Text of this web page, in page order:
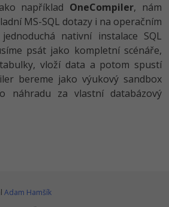
například OneCompiler, nám
MS-SQL dotazy i na operačním
nativní instalace SQL
psát jako kompletní scénáře,
vloží data a potom spustí
bereme jako výukový sandbox
náhradu za vlastní databázový
Adam Hamšík